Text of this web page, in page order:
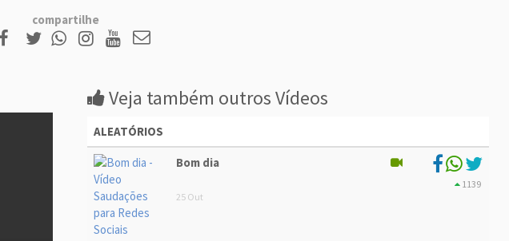
compartilhe
Veja também outros Vídeos
ALEATÓRIOS
Bom dia
25 Out
1139